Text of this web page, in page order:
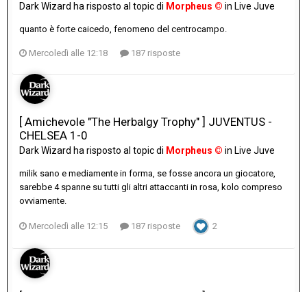
Dark Wizard ha risposto al topic di Morpheus © in Live Juve
quanto è forte caicedo, fenomeno del centrocampo.
Mercoledì alle 12:18 187 risposte
[ Amichevole "The Herbalgy Trophy" ] JUVENTUS -
CHELSEA 1-0
Dark Wizard ha risposto al topic di Morpheus © in Live Juve
milik sano e mediamente in forma, se fosse ancora un giocatore,
sarebbe 4 spanne su tutti gli altri attaccanti in rosa, kolo compreso
ovviamente.
Mercoledì alle 12:15 187 risposte 2